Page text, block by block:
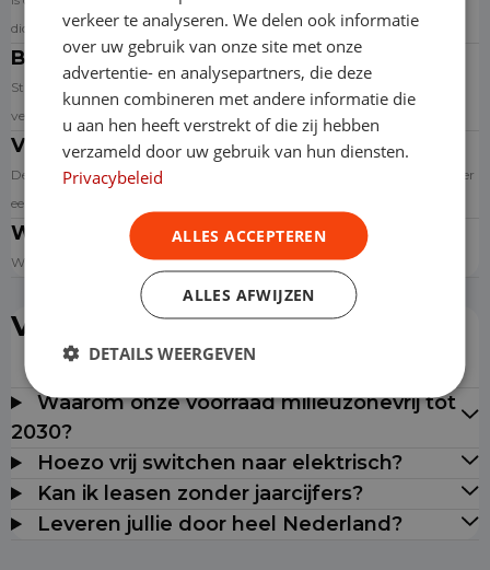
dichtstbijzijnde aangesloten garage via de website.
Banden
Standaard wordt de auto op premium zomerbanden geleverd. Banden
versleten? Dan krijg je een nieuwe set.
Verzekering
De auto is standaard WA Casco verzekerd. Bij niet verhaalbare schade is er
een eigen bijdrage.
Wegenbelasting
Wij betalen de wegen- en registratiebelasting.
Veelgestelde vragen
Waarom onze voorraad milieuzonevrij tot
2030?
Hoezo vrij switchen naar elektrisch?
Kan ik leasen zonder jaarcijfers?
Leveren jullie door heel Nederland?
verkeer te analyseren. We delen ook informatie
over uw gebruik van onze site met onze
advertentie- en analysepartners, die deze
kunnen combineren met andere informatie die
u aan hen heeft verstrekt of die zij hebben
verzameld door uw gebruik van hun diensten.
Privacybeleid
ALLES ACCEPTEREN
ALLES AFWIJZEN
DETAILS WEERGEVEN